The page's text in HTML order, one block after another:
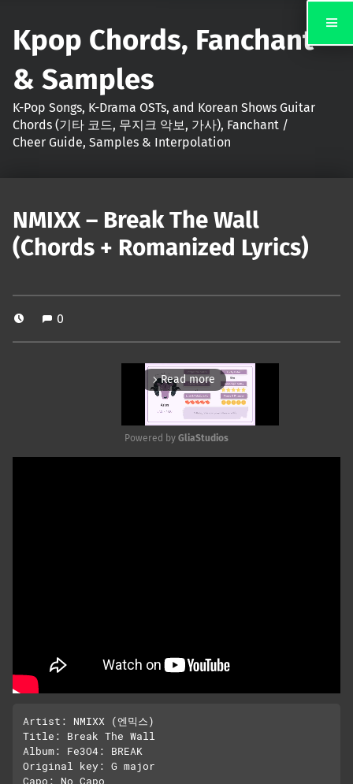
Kpop Chords, Fanchant
& Samples
K-Pop Songs, K-Drama OSTs, and Korean Shows Guitar
Chords (기타 코드, 무지크 악보, 가사), Fanchant /
Cheer Guide, Samples & Interpolation
NMIXX – Break The Wall
(Chords + Romanized Lyrics)
0
arrow_forward_ios Read more
Powered by GliaStudios
Artist: NMIXX (엔믹스)
Title: Break The Wall
Album: Fe3O4: BREAK
Original key: G major